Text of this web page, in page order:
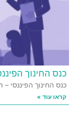
כנס החינוך
כנס החינוך הפיננסי –
קראו עוד »